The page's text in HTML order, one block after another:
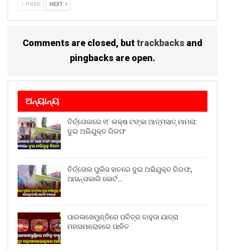
PREV NEXT
Comments are closed, buttrackbacks and
pingbacks are open.
ଅନ୍ୟାନ୍ୟ
ତିର୍ତ୍ତୋଲରେ ୧୮ ଲକ୍ଷ ଟଙ୍କା ଆତ୍ମସାତ୍ ମାମଲା:
ଦୁଇ ଅଭିଯୁକ୍ତ ଗିରଫ
ତିର୍ତ୍ତୋଲ ପୁଲିସ ହାତରେ ଦୁଇ ଅଭିଯୁକ୍ତ ଗିରଫ,
ଆସନ୍ତାକାଲି କୋର୍ଟ…
ପାରଳାଖେମୁଣ୍ଡିରେ ପବିତ୍ର ବାହୁଡା ଯାତ୍ରା
ମହାସମାରୋହରେ ପାଳିତ